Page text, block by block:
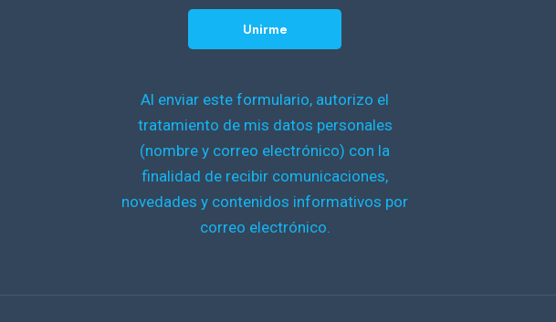
Al enviar este formulario, autorizo el
tratamiento de mis datos personales
(nombre y correo electrónico) con la
finalidad de recibir comunicaciones,
novedades y contenidos informativos por
correo electrónico.